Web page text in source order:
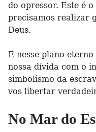
do opressor. Este é
precisamos realizar
Deus.
E nesse plano
nossa dívida com o
simbolismo da
vos libertar
No Mar do